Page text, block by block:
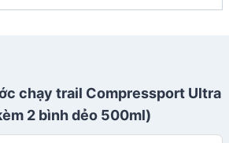
chạy trail Compressport Ultra
2 bình dẻo 500ml)